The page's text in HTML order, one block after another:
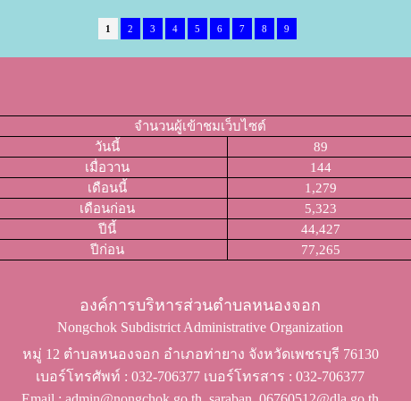
1 2 3 4 5 6 7 8 9
จำนวนผู้เข้าชมเว็บไซต์
วันนี้
89
เมื่อวาน
144
เดือนนี้
1,279
เดือนก่อน
5,323
ปีนี้
44,427
ปีก่อน
77,265
องค์การบริหารส่วนตำบลหนองจอก
Nongchok Subdistrict Administrative Organization
หมู่ 12 ตำบลหนองจอก อำเภอท่ายาง จังหวัดเพชรบุรี 76130
เบอร์โทรศัพท์ ​: 032-706377 เบอร์โทรสาร : 032-706377